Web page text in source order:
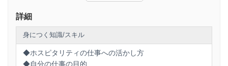
Ⅳ．まとめ
詳細
身につく知識/スキル
◆ホスピタリティの仕事への活かし方
◆自分の仕事の目的